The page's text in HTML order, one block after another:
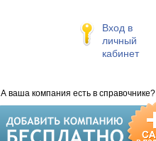
Вход в
личный
кабинет
А ваша компания есть в справочнике?